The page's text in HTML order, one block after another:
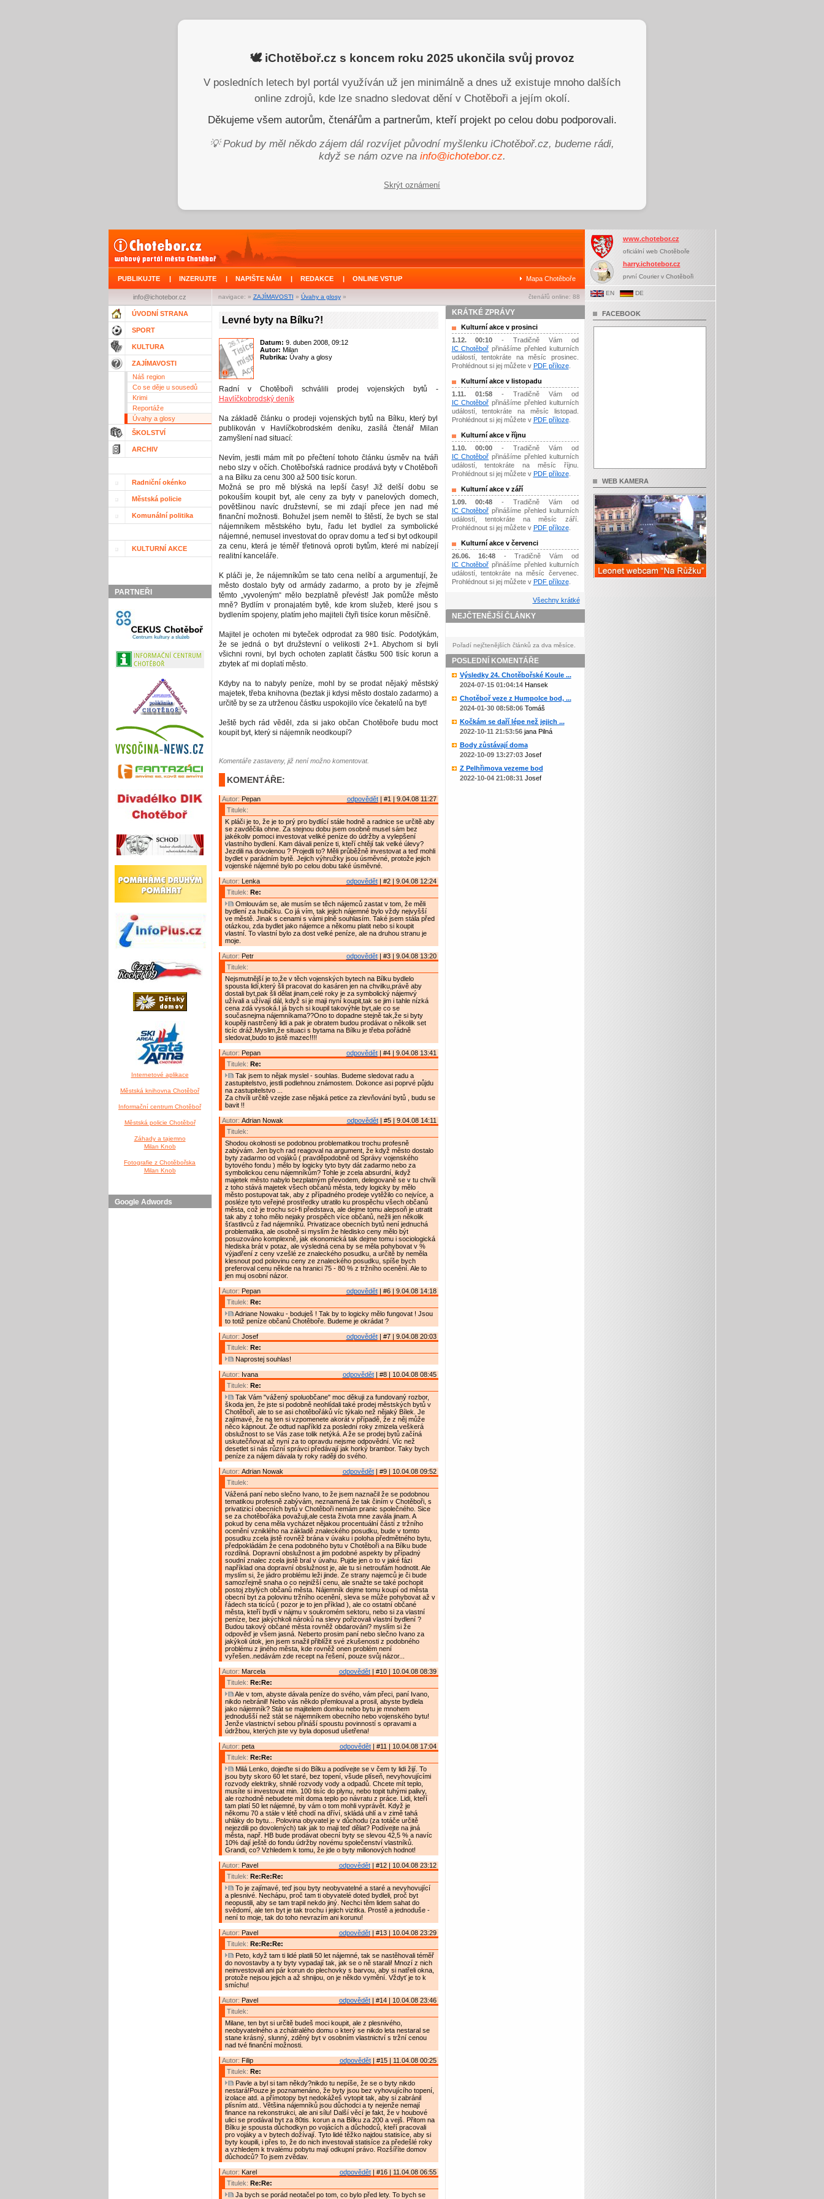
🕊️ iChotěboř.cz s koncem roku 2025 ukončila svůj provoz
V posledních letech byl portál využíván už jen minimálně a dnes už existuje mnoho dalších
online zdrojů, kde lze snadno sledovat dění v Chotěboři a jejím okolí.
Děkujeme všem autorům, čtenářům a partnerům, kteří projekt po celou dobu podporovali.
💡 Pokud by měl někdo zájem dál rozvíjet původní myšlenku iChotěboř.cz, budeme rádi,
když se nám ozve na info@ichotebor.cz.
Skrýt oznámení
PUBLIKUJTE | INZERUJTE | NAPIŠTE NÁM | REDAKCE | ONLINE VSTUP Mapa Chotěboře
navigace: » ZAJÍMAVOSTI » Úvahy a glosy» čtenářů online: 88
info@ichotebor.cz
ÚVODNÍ STRANA
SPORT
KULTURA
ZAJÍMAVOSTI
Náš region
Co se děje u sousedů
Krimi
Reportáže
Úvahy a glosy
ŠKOLSTVÍ
ARCHIV
Radniční okénko
Městská policie
Komunální politika
KULTURNÍ AKCE
PARTNEŘI
Internetové aplikace
Městská knihovna Chotěboř
Informační centrum Chotěboř
Městská policie Chotěboř
Záhady a tajemno
Milan Knob
Fotografie z Chotěbořska
Milan Knob
Google Adwords
Levné byty na Bílku?!
Datum: 9. duben 2008, 09:12
Autor: Milan
Rubrika: Úvahy a glosy
Radní v Chotěboři schválili prodej vojenských bytů -
Havlíčkobrodský deník
Na základě článku o prodeji vojenských bytů na Bílku, který byl
publikován v Havlíčkobrodském deníku, zasílá čtenář Milan
zamyšlení nad situací:
Nevím, jestli mám mít po přečtení tohoto článku úsměv na tváři
nebo slzy v očích. Chotěbořská radnice prodává byty v Chotěboři
a na Bílku za cenu 300 až 500 tisíc korun.
Možná se pro mě blýská na lepší časy! Již delší dobu se
pokouším koupit byt, ale ceny za byty v panelových domech,
povětšinou navíc družstevní, se mi zdají přece jen nad mé
finanční možnosti. Bohužel jsem neměl to štěstí, že bych se stal
nájemníkem městského bytu, řadu let bydlel za symbolické
nájemné, nemusel investovat do oprav domu a teď si byt odkoupil
za cenu, která je téměř třetinová oproti bytům, které mi nabízejí
realitní kanceláře.
K pláči je, že nájemníkům se tato cena nelíbí a argumentují, že
město dostalo byty od armády zadarmo, a proto by je zřejmě
těmto „vyvoleným“ mělo bezplatně převést! Jak pomůže město
mně? Bydlím v pronajatém bytě, kde krom služeb, které jsou s
bydlením spojeny, platím jeho majiteli čtyři tisíce korun měsíčně.
Majitel je ochoten mi byteček odprodat za 980 tisíc. Podotýkám,
že se jedná o byt družstevní o velikosti 2+1. Abychom si byli
všichni rovni, byl bych ochoten zaplatit částku 500 tisíc korun a
zbytek ať mi doplatí město.
Kdyby na to nabyly peníze, mohl by se prodat nějaký městský
majetek, třeba knihovna (beztak ji kdysi město dostalo zadarmo) a
určitě by se za utrženou částku uspokojilo více čekatelů na byt!
Ještě bych rád věděl, zda si jako občan Chotěboře budu moct
koupit byt, který si nájemník neodkoupí?
Komentáře zastaveny, již není možno komentovat.
KOMENTÁŘE:
odpovědět| #1 | 9.04.08 11:27
Autor: Pepan
Titulek:
K pláči je to, že je to prý pro bydlící stále hodně a radnice se určitě aby
se zavděčila ohne. Za stejnou dobu jsem osobně musel sám bez
jakékoliv pomoci investovat veliké peníze do údržby a vylepšení
vlastního bydlení. Kam dávali peníze ti, kteří chtějí tak velké úlevy?
Jezdili na dovolenou ? Projedli to? Měli průběžně investovat a teď mohli
bydlet v parádním bytě. Jejich výhružky jsou úsměvné, protože jejich
vojenské nájemné bylo po celou dobu také úsměvné.
odpovědět| #2 | 9.04.08 12:24
Autor: Lenka
Titulek: Re:
Omlouvám se, ale musím se těch nájemců zastat v tom, že měli
bydlení za hubičku. Co já vím, tak jejich nájemné bylo vždy nejvyšší
ve městě. Jinak s cenami s vámi plně souhlasím. Také jsem stála před
otázkou, zda bydlet jako nájemce a někomu platit nebo si koupit
vlastní. To vlastní bylo za dost velké peníze, ale na druhou stranu je
moje.
odpovědět| #3 | 9.04.08 13:20
Autor: Petr
Titulek:
Nejsmutnější je to,že v těch vojenských bytech na Bílku bydlelo
spousta lidí,který šli pracovat do kasáren jen na chvilku,právě aby
dostali byt,pak šli dělat jinam,celé roky je za symbolický nájemvý
užívali a užívají dál, když si je maji nyní koupit,tak se jim i tahle nízká
cena zdá vysoká.I já bych si koupil takovýhle byt,ale co se
současnejma nájemníkama??Ono to dopadne stejně tak,že si byty
koupěji nastrčený lidi a pak je obratem budou prodávat o několik set
ticíc dráž.Myslim,že situaci s bytama na Bílku je třeba pořádně
sledovat,budo to jistě mazec!!!!
odpovědět| #4 | 9.04.08 13:41
Autor: Pepan
Titulek: Re:
Tak jsem to nějak myslel - souhlas. Budeme sledovat radu a
zastupitelstvo, jestli podlehnou známostem. Dokonce asi poprvé půjdu
na zastupitelstvo ...
Za chvíli určitě vzejde zase nějaká petice za zlevňování bytů , budu se
bavit !!
odpovědět| #5 | 9.04.08 14:11
Autor: Adrian Nowak
Titulek:
Shodou okolnosti se podobnou problematikou trochu profesně
zabývám. Jen bych rad reagoval na argument, že když město dostalo
byty zadarmo od vojáků ( pravděpodobně od Správy vojenského
bytového fondu ) mělo by logicky tyto byty dát zadarmo nebo za
symbolickou cenu nájemníkům? Tohle je zcela absurdní, ikdyž
majetek město nabylo bezplatným převodem, delegovaně se v tu chvíli
z toho stává majetek všech občanů města, tedy logicky by mělo
město postupovat tak, aby z případného prodeje vytěžilo co nejvíce, a
posléze tyto veřejné prostředky utratilo ku prospěchu všech občanů
města, což je trochu sci-fi představa, ale dejme tomu alepsoň je utratit
tak aby z toho mělo nejaky prospěch více občanů, nežli jen několik
šťastlivců z řad nájemníků. Privatizace obecních bytů není jednuchá
problematika, ale osobně si myslím že hledisko ceny mělo být
posuzováno komplexně, jak ekonomická tak dejme tomu i sociologická
hlediska brát v potaz, ale výsledná cena by se měla pohybovat v %
výjadření z ceny vzešlé ze znaleckého posudku, a určitě by neměla
klesnout pod polovinu ceny ze znaleckého posudku, spíše bych
preferoval cenu někde na hranici 75 - 80 % z tržního ocenění. Ale to
jen muj osobní názor.
odpovědět| #6 | 9.04.08 14:18
Autor: Pepan
Titulek: Re:
Adriane Nowaku - boduješ ! Tak by to logicky mělo fungovat ! Jsou
to totiž peníze občanů Chotěboře. Budeme je okrádat ?
odpovědět| #7 | 9.04.08 20:03
Autor: Josef
Titulek: Re:
Naprostej souhlas!
odpovědět| #8 | 10.04.08 08:45
Autor: Ivana
Titulek: Re:
Tak Vám "vážený spoluobčane" moc děkuji za fundovaný rozbor,
škoda jen, že jste si podobně neohlídali také prodej městských bytů v
Chotěboři, ale to se asi chotěbořáků víc týkalo než nějaký Bílek. Je
zajímavé, že na ten si vzpomenete akorát v případě, že z něj může
něco kápnout. Že odtud napříkld za poslední roky zmizela veškerá
obslužnost to se Vás zase tolik netýká. A že se prodej bytů začíná
uskutečňovat až nyní za to opravdu nejsme odpovědní. Víc než
desetlet si nás různí správci předávají jak horký brambor. Taky bych
peníze za nájem dávala ty roky raději do svého.
odpovědět| #9 | 10.04.08 09:52
Autor: Adrian Nowak
Titulek:
Vážená paní nebo slečno Ivano, to že jsem naznačil že se podobnou
tematikou profesně zabývám, neznamená že tak činím v Chotěboři, s
privatizicí obecních bytů v Chotěboři nemám pranic společného. Sice
se za chotěbořáka považuji,ale cesta života mne zavála jinam. A
pokud by cena měla vycházet nějakou procentuální částí z tržního
ocenění vzniklého na základě znaleckého posudku, bude v tomto
posudku zcela jistě rovněž brána v úvaku i poloha předmětného bytu,
předpokládám že cena podobného bytu v Chotěboři a na Bílku bude
rozdílná. Dopravní obslužnost a jim podobné aspekty by případný
soudní znalec zcela jistě bral v úvahu. Pujde jen o to v jaké fázi
například ona dopravní obslužnost je, ale tu si netroufám hodnotit. Ale
myslím si, že jádro problému leži jinde. Ze strany najemců je či bude
samozřejmě snaha o co nejnižší cenu, ale snažte se také pochopit
postoj zbylých občanů města. Nájemník dejme tomu koupí od města
obecní byt za polovinu tržního ocenění, sleva se může pohybovat až v
řádech sta ticíců ( pozor je to jen příklad ), ale co ostatní občané
města, kteří bydlí v nájmu v soukromém sektoru, nebo si za vlastní
peníze, bez jakýchkoli nároků na slevy pořizovali vlastní bydlení ?
Budou takový občané města rovněž obdarováni? myslím si že
odpověď je všem jasná. Neberto prosim paní nebo slečno Ivano za
jakýkoli útok, jen jsem snažil přiblížit své zkušenosti z podobného
problému z jiného města, kde rovněž onen problém není
vyřešen..nedávám zde recept na řešení, pouze svůj názor...
odpovědět| #10 | 10.04.08 08:39
Autor: Marcela
Titulek: Re:Re:
Ale v tom, abyste dávala peníze do svého, vám přeci, paní Ivano,
nikdo nebránil! Nebo vás někdo přemlouval a prosil, abyste bydlela
jako nájemník? Stát se majitelem domku nebo bytu je mnohem
jednodušší než stát se nájemníkem obecního nebo vojenského bytu!
Jenže vlastnictví sebou přináší spoustu povinností s opravami a
údržbou, kterých jste vy byla doposud ušetřena!
odpovědět| #11 | 10.04.08 17:04
Autor: peta
Titulek: Re:Re:
Milá Lenko, dojeďte si do Bílku a podívejte se v čem ty lidi žijí. To
jsou byty skoro 60 let staré, bez topení, všude plíseň, nevyhovujícími
rozvody elektriky, shnilé rozvody vody a odpadů. Chcete mít teplo,
musíte si investovat min. 100 tisíc do plynu, nebo topit tuhými palivy,
ale rozhodně nebudete mít doma teplo po návratu z práce. Lidi, kteří
tam platí 50 let nájemné, by vám o tom mohli vyprávět. Když je
někomu 70 a stále v létě chodí na dříví, skládá uhlí a v zimě tahá
uhláky do bytu... Polovina obyvatel je v důchodu (za totáče určitě
nejezdili po dovolených) tak jak to maji teď dělat? Podívejte na jiná
města, např. HB bude prodávat obecní byty se slevou 42,5 % a navíc
10% dají ještě do fondu údržby novému společenství vlastníků.
Grandi, co? Vzhledem k tomu, že jde o byty milionových hodnot!
odpovědět| #12 | 10.04.08 23:12
Autor: Pavel
Titulek: Re:Re:Re:
To je zajímavé, teď jsou byty neobyvatelné a staré a nevyhovující
a plesnivé. Nechápu, proč tam ti obyvatelé doted bydleli, proč byt
neopustili, aby se tam trapil nekdo jiný. Nechci těm lidem sahat do
svědomí, ale ten byt je tak trochu i jejich vizitka. Prostě a jednoduše -
není to moje, tak do toho nevrazím ani korunu!
odpovědět| #13 | 10.04.08 23:29
Autor: Pavel
Titulek: Re:Re:Re:
Peto, když tam ti lidé platili 50 let nájemné, tak se nastěhovali téměř
do novostavby a ty byty vypadají tak, jak se o ně starali! Mnozí z nich
neinvestovali ani pár korun do plechovky s barvou, aby si natřeli okna,
protože nejsou jejich a až shnijou, on je někdo vymění. Vždyť je to k
smíchu!
odpovědět| #14 | 10.04.08 23:46
Autor: Pavel
Titulek:
Milane, ten byt si určitě budeš moci koupit, ale z plesnivého,
neobyvatelného a zchátralého domu o který se nikdo leta nestaral se
stane krásný, slunný, zděný byt v osobním vlastnictví s tržní cenou
nad tvé finanční možnosti.
odpovědět| #15 | 11.04.08 00:25
Autor: Filip
Titulek: Re:
Pavle a byl si tam někdy?nikdo tu nepíše, že se o byty nikdo
nestará!Pouze je poznamenáno, že byty jsou bez vyhovujícího topení,
izolace atd. a přímotopy byt nedokážeš vytopit tak, aby si zabránil
plísním atd.. Většina nájemníků jsou důchodci a ty nejenže nemají
finance na rekonstrukci, ale ani sílu! Další věcí je fakt, že v houbové
ulici se prodával byt za 80tis. korun a na Bílku za 200 a vejš. Přitom na
Bílku je spousta důchodkyn po vojácích a důchodců, kteří pracovali
pro vojáky a v bytech dožívají. Tyto lidé těžko najdou statisíce, aby si
byty koupili, i přes to, že do nich investovali statisíce za předešlé roky
a vzhledem k trvalému pobytu mají odkupní právo. Rozšíříte domov
důchodců? To jsem zvědav.
odpovědět| #16 | 11.04.08 06:55
Autor: Karel
Titulek: Re:Re:
Ja bych se porád neotačel po tom, co bylo před lety. To bych se
KRÁTKÉ ZPRÁVY
Kulturní akce v prosinci
1.12. 00:10 - Tradičně Vám od
IC Chotěboř přinášíme přehled kulturních
událostí, tentokráte na měsíc prosinec.
Prohlédnout si jej můžete v PDF příloze.
Kulturní akce v listopadu
1.11. 01:58- Tradičně Vám od
IC Chotěboř přinášíme přehled kulturních
událostí, tentokráte na měsíc listopad.
Prohlédnout si jej můžete v PDF příloze.
Kulturní akce v říjnu
1.10. 00:00 - Tradičně Vám od
IC Chotěboř přinášíme přehled kulturních
událostí, tentokráte na měsíc říjnu.
Prohlédnout si jej můžete v PDF příloze.
Kulturní akce v září
1.09. 00:48 - Tradičně Vám od
IC Chotěboř přinášíme přehled kulturních
událostí, tentokráte na měsíc září.
Prohlédnout si jej můžete v PDF příloze.
Kulturní akce v červenci
26.06. 16:48 - Tradičně Vám od
IC Chotěboř přinášíme přehled kulturních
událostí, tentokráte na měsíc červenec.
Prohlédnout si jej můžete v PDF příloze.
Všechny krátké
NEJČTENĚJŠÍ ČLÁNKY
Pořadí nejčtenějších článků za dva měsíce.
POSLEDNÍ KOMENTÁŘE
Výsledky 24. Chotěbořské Koule ...
2024-07-15 01:04:14Hansek
Chotěboř veze z Humpolce bod, ...
2024-01-30 08:58:06Tomáš
Kočkám se daří lépe než jejich ...
2022-10-11 21:53:56jana Pilná
Body zůstávají doma
2022-10-09 13:27:03Josef
Z Pelhřimova vezeme bod
2022-10-04 21:08:31 Josef
www.chotebor.cz
oficiální web Chotěboře
harry.ichotebor.cz
první Courier v Chotěboři
EN DE
FACEBOOK
WEB KAMERA